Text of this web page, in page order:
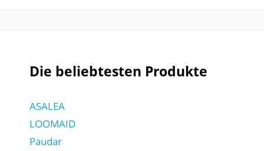
Die beliebtesten Produkte
ASALEA
LOOMAID
Paudar